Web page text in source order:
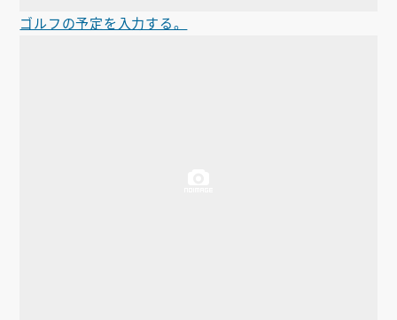
ゴルフの予定を入力する。